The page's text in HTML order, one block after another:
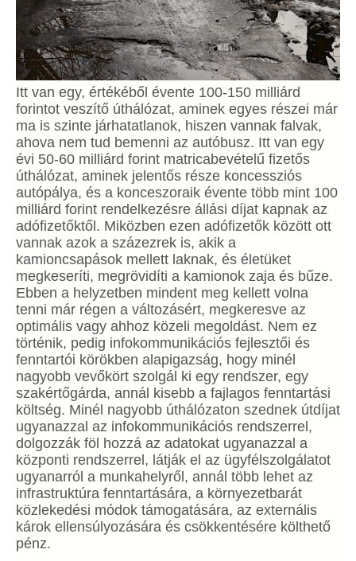
Itt van egy, értékéből évente 100-150 milliárd
forintot veszítő úthálózat, aminek egyes részei már
ma is szinte járhatatlanok, hiszen vannak falvak,
ahova nem tud bemenni az autóbusz. Itt van egy
évi 50-60 milliárd forint matricabevételű fizetős
úthálózat, aminek jelentős része koncessziós
autópálya, és a konceszoraik évente több mint 100
milliárd forint rendelkezésre állási díjat kapnak az
adófizetőktől. Miközben ezen adófizetők között ott
vannak azok a százezrek is, akik a
kamioncsapások mellett laknak, és életüket
megkeseríti, megrövidíti a kamionok zaja és bűze.
Ebben a helyzetben mindent meg kellett volna
tenni már régen a változásért, megkeresve az
optimális vagy ahhoz közeli megoldást. Nem ez
történik, pedig infokommunikációs fejlesztői és
fenntartói körökben alapigazság, hogy minél
nagyobb vevőkört szolgál ki egy rendszer, egy
szakértőgárda, annál kisebb a fajlagos fenntartási
költség. Minél nagyobb úthálózaton szednek útdíjat
ugyanazzal az infokommunikációs rendszerrel,
dolgozzák föl hozzá az adatokat ugyanazzal a
központi rendszerrel, látják el az ügyfélszolgálatot
ugyanarról a munkahelyről, annál több lehet az
infrastruktúra fenntartására, a környezetbarát
közlekedési módok támogatására, az externális
károk ellensúlyozására és csökkentésére költhető
pénz.